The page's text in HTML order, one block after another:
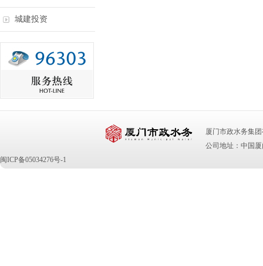
城建投资
厦门市政水务集团
公司地址：中国
闽ICP备05034276号-1